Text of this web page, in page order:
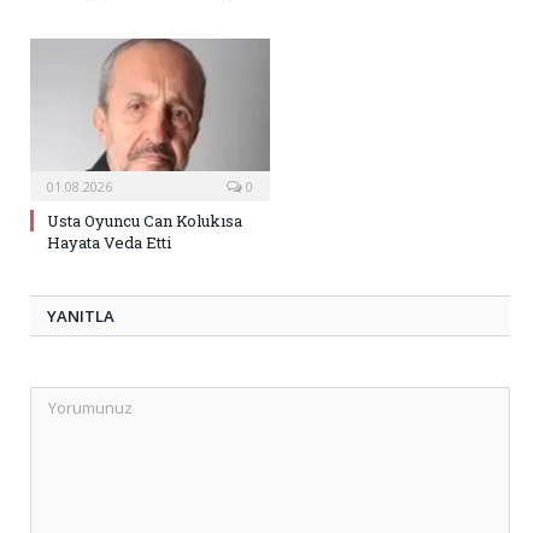
01.08.2026 0
Usta Oyuncu Can Kolukısa
Hayata Veda Etti
YANITLA